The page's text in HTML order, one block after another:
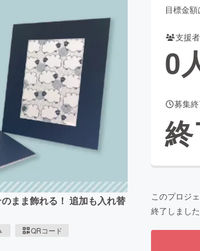
ビューティー・ヘルス
for Social Good
CAMPFIRE Creation
ふるさと納税machi-ya
まま飾れる！ 追加も入れ替
QRコード
目標金
支援
0
募集
終
このプロジェ
終了しました